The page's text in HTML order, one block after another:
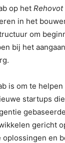
op het Rehovot
in het
om
bij het
is om te
startups
gericht
en